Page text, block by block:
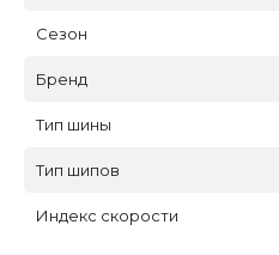
Сезон
Бренд
Тип шины
Тип шипов
Индекс скорости